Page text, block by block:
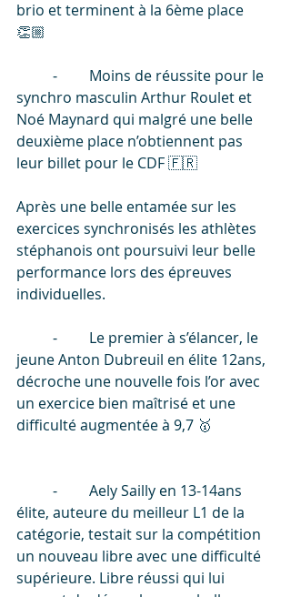
brio et terminent à la 6ème place
👏🏼
synchro masculin Arthur Roulet et
Noé Maynard qui malgré une belle
deuxième place n’obtiennent pas
leur billet pour le CDF 🇫🇷
Après une belle entamée sur les
exercices synchronisés les athlètes
stéphanois ont poursuivi leur belle
performance lors des épreuves
individuelles.
jeune Anton Dubreuil en élite 12ans,
décroche une nouvelle fois l’or avec
un exercice bien maîtrisé et une
difficulté augmentée à 9,7 🥇
élite, auteure du meilleur L1 de la
catégorie, testait sur la compétition
un nouveau libre avec une difficulté
supérieure. Libre réussi qui lui